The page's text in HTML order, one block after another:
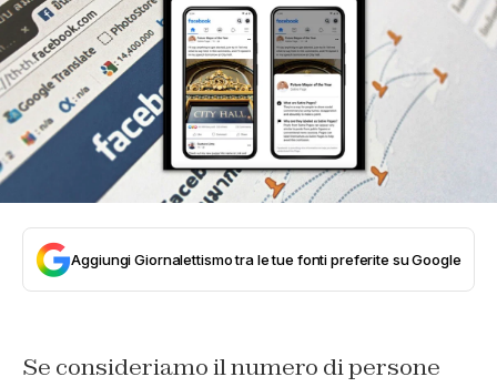
Aggiungi Giornalettismo tra le tue fonti preferite su Google
Se consideriamo il numero di persone